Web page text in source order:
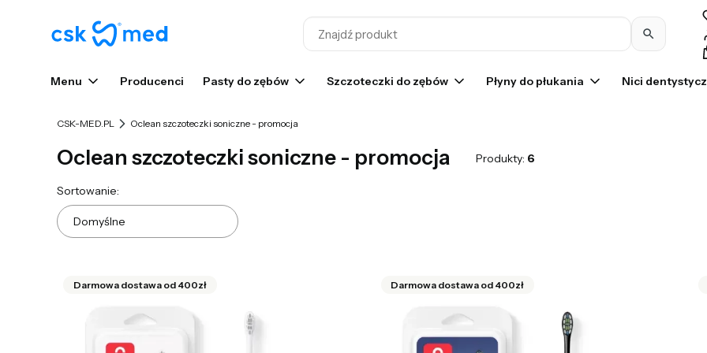
Menu Producenci Pasty do zębów Szczoteczki do zębów Płyny do płukania Nici
CSK-MED.PL Oclean szczoteczki soniczne - promocja
Oclean szczoteczki soniczne - promocja Produkty: 6
Lista produktów
Sortowanie:
Domyślne